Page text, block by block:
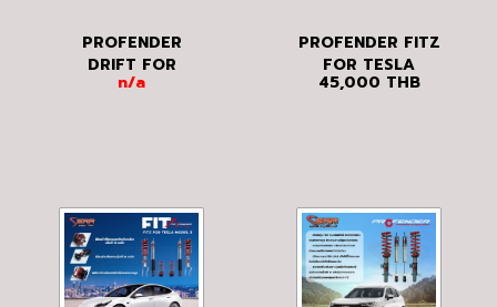
PROFENDER
DRIFT FOR
NISSAN ALMERA
n/a
PROFENDER FITZ
FOR TESLA
MODEL Y
45,000 THB